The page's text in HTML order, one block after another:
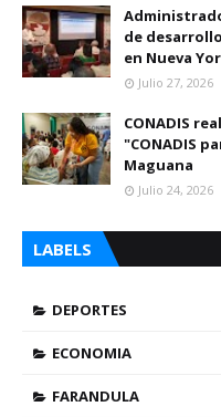
de
en Nueva
Julio 27, 2026
CONADIS
"CONADIS
Maguana
Julio 24, 2026
LABELS
DEPORTES
ECONOMIA
FARANDULA